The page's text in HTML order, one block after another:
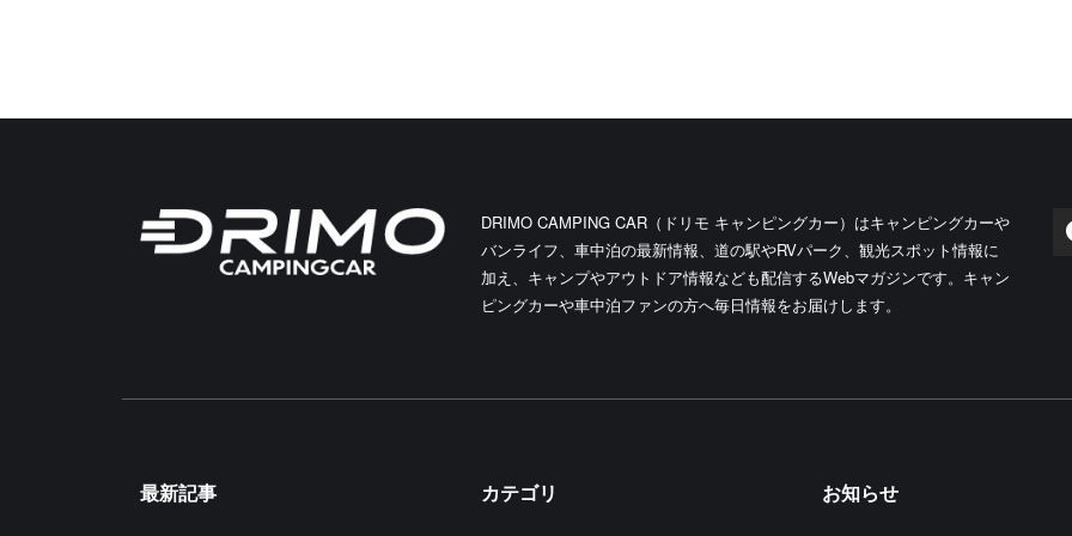
DRIMO CAMPING CAR（ドリモ キャンピングカー）はキャンピングカーや
バンライフ、車中泊の最新情報、道の駅やRVパーク、観光スポット情報に
加え、キャンプやアウトドア情報なども配信するWebマガジンです。キャン
ピングカーや車中泊ファンの方へ毎日情報をお届けします。
最新記事 カテゴリ お知らせ